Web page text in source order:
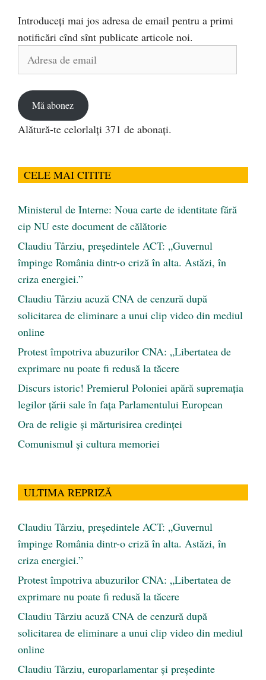
Introduceți mai jos adresa de email pentru a primi
notificări cînd sînt publicate articole noi.
Mă abonez
Alătură-te celorlalți 371 de abonați.
CELE MAI CITITE
Ministerul de Interne: Noua carte de identitate fără
cip NU este document de călătorie
Claudiu Târziu, președintele ACT: „Guvernul
împinge România dintr-o criză în alta. Astăzi, în
criza energiei.”
Claudiu Târziu acuză CNA de cenzură după
solicitarea de eliminare a unui clip video din mediul
online
Protest împotriva abuzurilor CNA: „Libertatea de
exprimare nu poate fi redusă la tăcere
Discurs istoric! Premierul Poloniei apără supremația
legilor țării sale în fața Parlamentului European
Ora de religie şi mărturisirea credinţei
Comunismul şi cultura memoriei
ULTIMA REPRIZĂ
Claudiu Târziu, președintele ACT: „Guvernul
împinge România dintr-o criză în alta. Astăzi, în
criza energiei.”
Protest împotriva abuzurilor CNA: „Libertatea de
exprimare nu poate fi redusă la tăcere
Claudiu Târziu acuză CNA de cenzură după
solicitarea de eliminare a unui clip video din mediul
online
Claudiu Târziu, europarlamentar și președinte